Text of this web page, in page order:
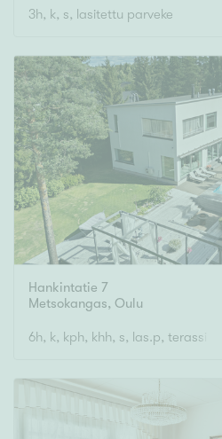
3h, k, s, lasitettu parveke
Hankintatie 7
Metsokangas, Oulu
6h, k, kph, khh, s, las.p, terassi +